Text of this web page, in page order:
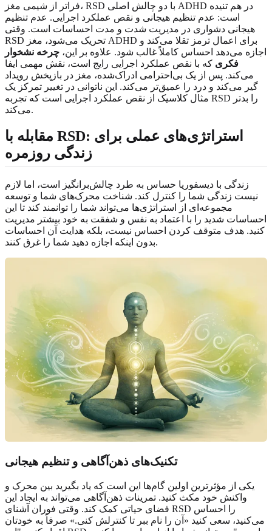
فراتر از شیمی مغز، RSD با دو چالش اصلی ADHD در هم تنیده
است: عدم تنظیم هیجانی و نقص عملکرد اجرایی. عدم تنظیم
هیجانی دشواری در مدیریت شدت و مدت احساسات است. وقتی
RSD تحریک می‌شود، مغز ADHD برای اعمال ترمز تقلا می‌کند و
اجازه می‌دهد احساس کاملاً غالب شود. علاوه بر این، چرخه نشخوار
فکری که با نقص عملکرد اجرایی رایج است، نقش مهمی ایفا
می‌کند. پس از یک بی‌احترامی ادراک‌شده، مغز در بازپخش رویداد
گیر می‌کند و درد را عمیق‌تر می‌کند. این ناتوانی در تغییر تمرکز یک
مثال کلاسیک از نقص عملکرد اجرایی است که تجربه RSD را بدتر
می‌کند.
مقابله با RSD: استراتژی‌های عملی برای
زندگی روزمره
زندگی با دیسفوریا حساس به طرد چالش‌برانگیز است، اما لازم
نیست زندگی شما را کنترل کند. شناخت محرک‌های شما و توسعه
مجموعه‌ای از استراتژی‌ها می‌تواند شما را توانمند کند تا این
احساسات شدید را با اعتماد به نفس و شفقت به خود بیشتر مدیریت
کنید. هدف متوقف کردن احساس نیست، بلکه هدایت آن احساسات
بدون اینکه اجازه دهید شما را غرق کنند.
تکنیک‌های ذهن‌آگاهی و تنظیم هیجانی
یکی از مؤثرترین اولین گام‌ها این است که یاد بگیرید بین محرک و
واکنش خود مکث کنید. تمرینات ذهن‌آگاهی می‌تواند به ایجاد این
فضای حیاتی کمک کند. وقتی فوران آشنای RSD را احساس
می‌کنید، سعی کنید «آن را نام ببر تا کنترلش کنی.» صرفاً به خودتان